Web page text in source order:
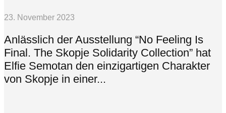
23. November 2023
Anlässlich der Ausstellung “No Feeling Is
Final. The Skopje Solidarity Collection” hat
Elfie Semotan den einzigartigen Charakter
von Skopje in einer...